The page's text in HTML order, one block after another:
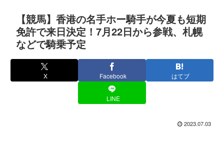
【競馬】香港の名手ホー騎手が今夏も短期
免許で来日決定！7月22日から参戦、札幌
などで騎乗予定
X Facebook はてブ
LINE
2023.07.03